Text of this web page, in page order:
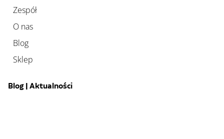
Zespół
O nas
Blog
Sklep
Blog | Aktualności